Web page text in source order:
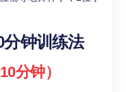
钟训练法
分钟）